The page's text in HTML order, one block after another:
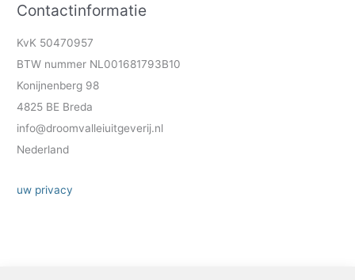
Contactinformatie
KvK 50470957
BTW nummer NL001681793B10
Konijnenberg 98
4825 BE Breda
info@droomvalleiuitgeverij.nl
Nederland
uw privacy